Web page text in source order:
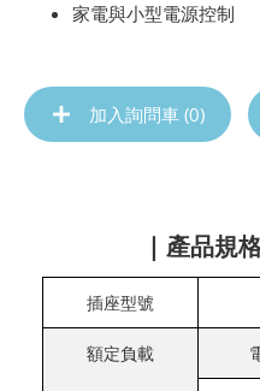
家電與小型電源控制
加入詢問車 (0)
| 產品規
插座型號
額定負載